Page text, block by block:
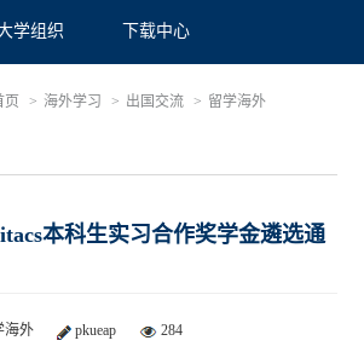
学组织 下载中心
页 海外学习 出国交流 留学海外
本科生实习合作奖学金遴选通
海外 pkueap 284